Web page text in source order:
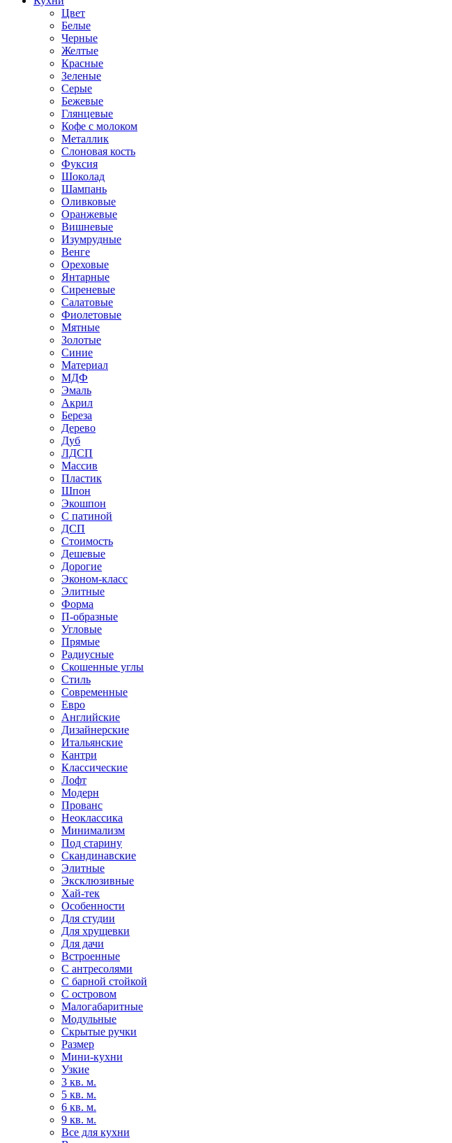
Цвет
Белые
Черные
Желтые
Красные
Зеленые
Серые
Бежевые
Глянцевые
Кофе с молоком
Металлик
Слоновая кость
Фуксия
Шоколад
Шампань
Оливковые
Оранжевые
Вишневые
Изумрудные
Венге
Ореховые
Янтарные
Сиреневые
Салатовые
Фиолетовые
Мятные
Золотые
Синие
Материал
МДФ
Эмаль
Акрил
Береза
Дерево
Дуб
ЛДСП
Массив
Пластик
Шпон
Экошпон
С патиной
ДСП
Стоимость
Дешевые
Дорогие
Эконом-класс
Элитные
Форма
П-образные
Угловые
Прямые
Радиусные
Скошенные углы
Стиль
Современные
Евро
Английские
Дизайнерские
Итальянские
Кантри
Классические
Лофт
Модерн
Прованс
Неоклассика
Минимализм
Под старину
Скандинавские
Элитные
Эксклюзивные
Хай-тек
Особенности
Для студии
Для хрущевки
Для дачи
Встроенные
С антресолями
С барной стойкой
С островом
Малогабаритные
Модульные
Скрытые ручки
Размер
Мини-кухни
Узкие
3 кв. м.
5 кв. м.
6 кв. м.
9 кв. м.
Все для кухни